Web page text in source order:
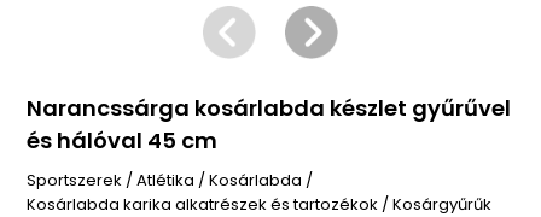
Narancssárga kosárlabda készlet gyűrűvel
és hálóval 45 cm
Sportszerek /Atlétika /Kosárlabda /
Kosárlabda karika alkatrészek és tartozékok /Kosárgyűrűk